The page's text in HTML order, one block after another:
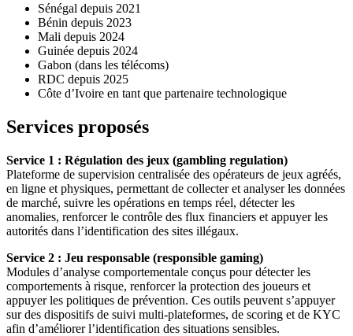
Sénégal depuis 2021
Bénin depuis 2023
Mali depuis 2024
Guinée depuis 2024
Gabon (dans les télécoms)
RDC depuis 2025
Côte d’Ivoire en tant que partenaire technologique
Services proposés
Service 1 : Régulation des jeux (gambling regulation)
Plateforme de supervision centralisée des opérateurs de jeux agréés,
en ligne et physiques, permettant de collecter et analyser les données
de marché, suivre les opérations en temps réel, détecter les
anomalies, renforcer le contrôle des flux financiers et appuyer les
autorités dans l’identification des sites illégaux.
Service 2 : Jeu responsable (responsible gaming)
Modules d’analyse comportementale conçus pour détecter les
comportements à risque, renforcer la protection des joueurs et
appuyer les politiques de prévention. Ces outils peuvent s’appuyer
sur des dispositifs de suivi multi-plateformes, de scoring et de KYC
afin d’améliorer l’identification des situations sensibles.